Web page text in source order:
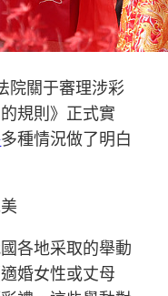
院關于審理涉彩
規則》正式實
多種情況做了明白
各地采取的舉動
婚女性或丈母